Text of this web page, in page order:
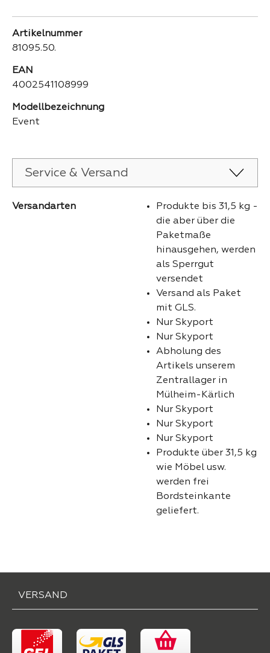
Artikelnummer
81095.50.
EAN
4002541108999
Modellbezeichnung
Event
Service & Versand
Versandarten
Produkte bis 31,5 kg -
die aber über die
Paketmaße
hinausgehen, werden
als Sperrgut
versendet
Versand als Paket
mit GLS.
Nur Skyport
Nur Skyport
Abholung des
Artikels unserem
Zentrallager in
Mülheim-Kärlich
Nur Skyport
Nur Skyport
Nur Skyport
Produkte über 31,5 kg
wie Möbel usw.
werden frei
Bordsteinkante
geliefert.
VERSAND